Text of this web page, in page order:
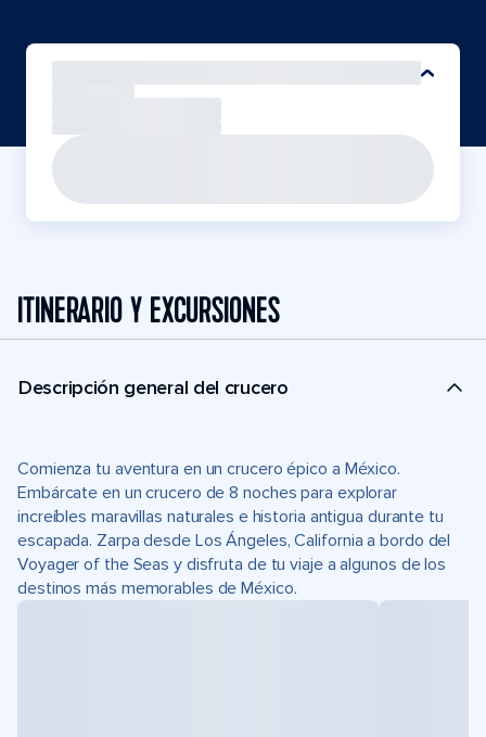
ITINERARIO Y EXCURSIONES
Descripción general del crucero
Comienza tu aventura en un crucero épico a México.
Embárcate en un crucero de 8 noches para explorar
increíbles maravillas naturales e historia antigua durante tu
escapada. Zarpa desde Los Ángeles, California a bordo del
Voyager of the Seas y disfruta de tu viaje a algunos de los
destinos más memorables de México.